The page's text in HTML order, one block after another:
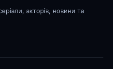
акторів, новини та